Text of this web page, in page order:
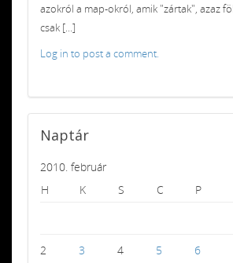
azokról a map-okról, amik "zártak", azaz
csak [...]
Log in to post a comment.
Naptár
2010. február
H
K S C P
2 3 4 5 6